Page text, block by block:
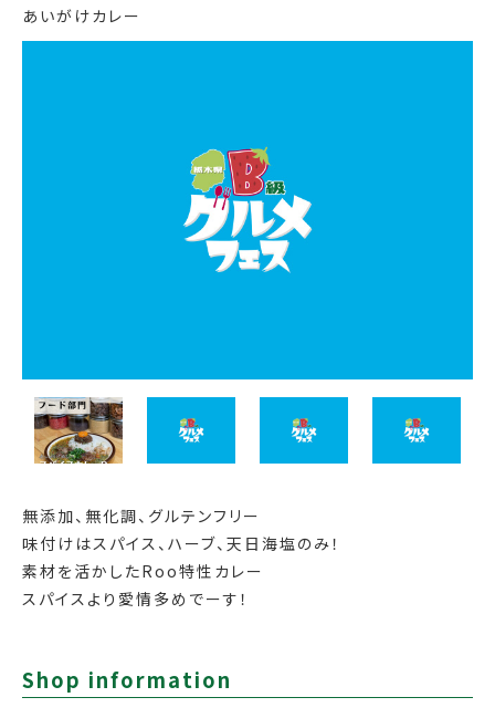
あいがけカレー
無添加、無化調、グルテンフリー
味付けはスパイス、ハーブ、天日海塩のみ！
素材を活かしたRoo特性カレー
スパイスより愛情多めでーす！
Shop information